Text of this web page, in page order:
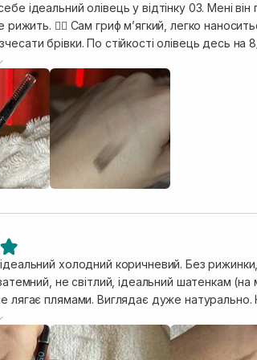
у відтінку 03. Мені він підійшов чудово, має гарний коричнево-сірий холодний
та тушується. Зручно, що з іншого боку є щітка, що
на 8/10 - підтирається зовсім трохи протягом дня, але не
ввечері - гідрофільна олія+вмивання. Все ж таки до нього
точилку. Поки не планую переходити на інші
холодний коричневий. Без
не світлий, ідеальний шатенкам (на мою думку). Пудровий
Виглядає дуже натурально. Не розмазується протягом дня. Намертво всідається і